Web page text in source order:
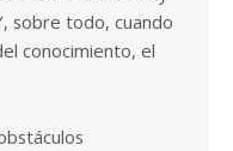
sobre todo, cuando
conocimiento, el